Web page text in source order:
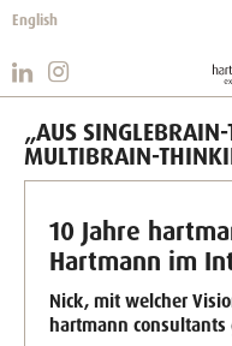
English
„AUS
MULTIBRAIN-
10 Jahre
Hartmann im
Nick, mit welcher
hartmann